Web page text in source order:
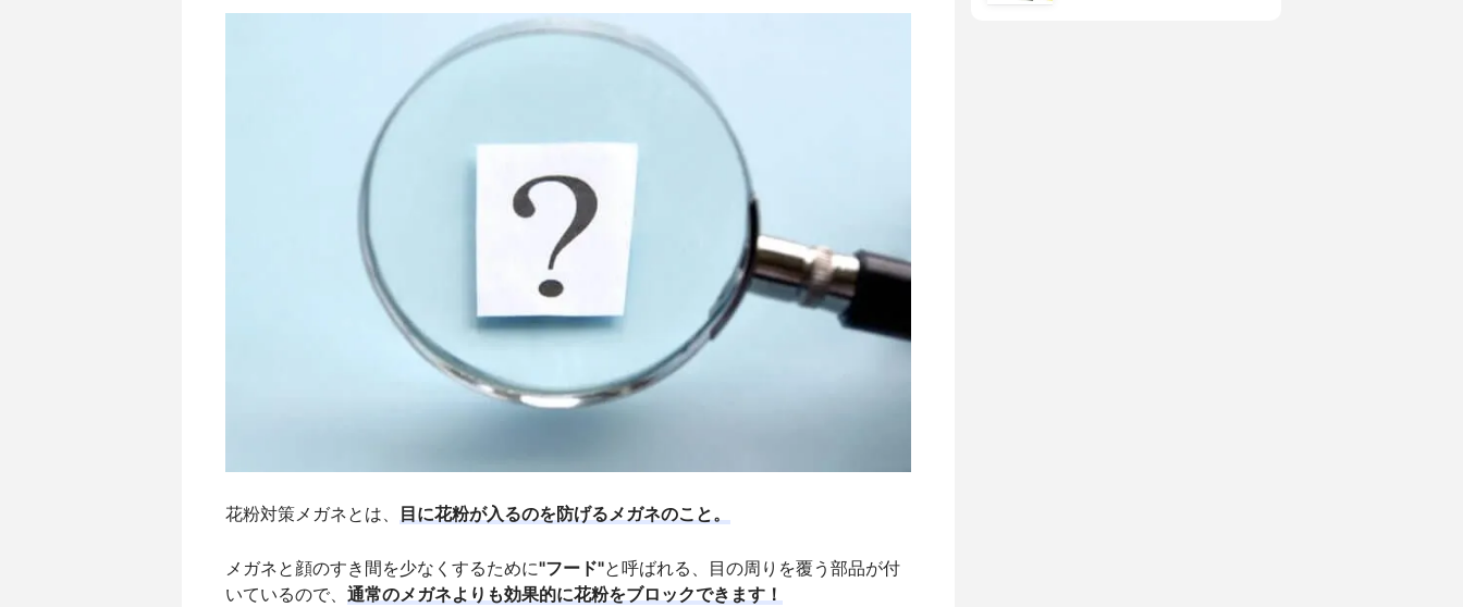
花粉対策メガネとは、 目に花粉が入るのを防げるメガネのこと。
メガネと顔のすき間を少なくするために"フード"と呼ばれる、目の周りを覆う部品が付
いているので、 通常のメガネよりも効果的に花粉をブロックできます！